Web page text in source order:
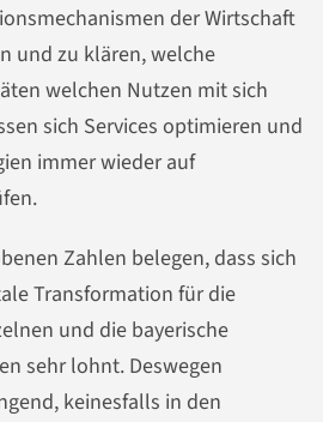
der Wirtschaft
und zu klären, welche
welchen Nutzen mit sich
sich Services optimieren und
immer wieder auf
Zahlen belegen, dass sich
Transformation für die
und die bayerische
sehr lohnt. Deswegen
keinesfalls in den